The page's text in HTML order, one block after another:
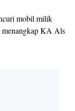
mobil milik
menangkap KA Als